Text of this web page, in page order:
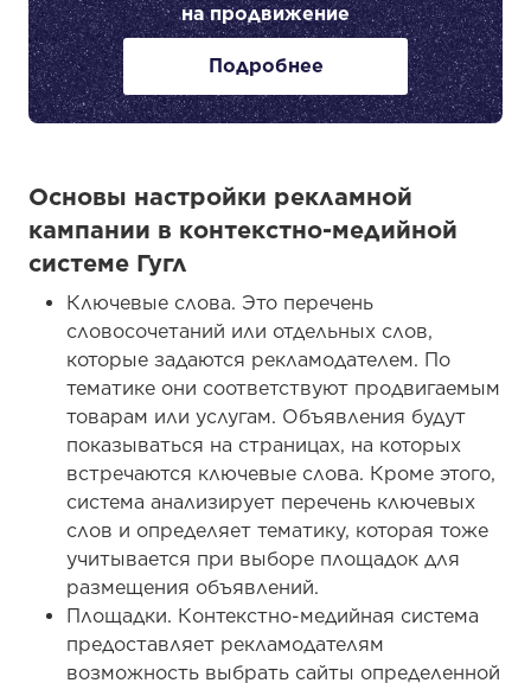
на продвижение
Подробнее
Основы настройки рекламной
кампании в контекстно-медийной
системе Гугл
Ключевые слова. Это перечень
словосочетаний или отдельных слов,
которые задаются рекламодателем. По
тематике они соответствуют продвигаемым
товарам или услугам. Объявления будут
показываться на страницах, на которых
встречаются ключевые слова. Кроме этого,
система анализирует перечень ключевых
слов и определяет тематику, которая тоже
учитывается при выборе площадок для
размещения объявлений.
Площадки. Контекстно-медийная система
предоставляет рекламодателям
возможность выбрать сайты определенной